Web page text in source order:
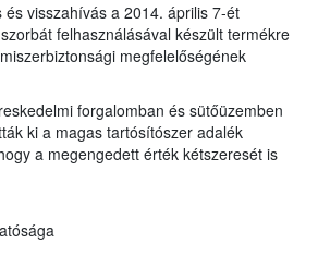
visszahívás a 2014. április 7-ét
felhasználásával készült termékre
megfelelőségének
forgalomban és sütőüzemben
ki a magas tartósítószer adalék
a megengedett érték kétszeresét is